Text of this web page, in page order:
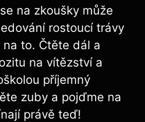
na zkoušky může
rostoucí trávy
to. Čtěte dál a
na vítězství a
příjemný
zuby a pojďme na
právě teď!